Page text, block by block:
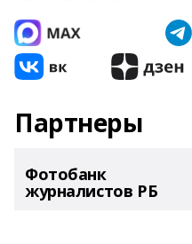
Партнеры
Фотобанк
журналистов РБ